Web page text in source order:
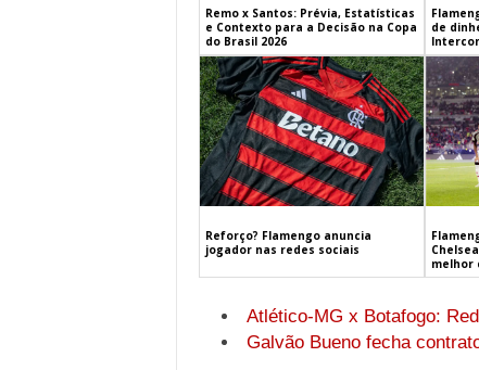
Remo x Santos: Prévia, Estatísticas
e Contexto para a Decisão na Copa
do Brasil 2026
de
Reforço? Flamengo anuncia
jogador nas redes sociais
melhor
Atlético-MG x Botafogo:
Galvão Bueno fecha